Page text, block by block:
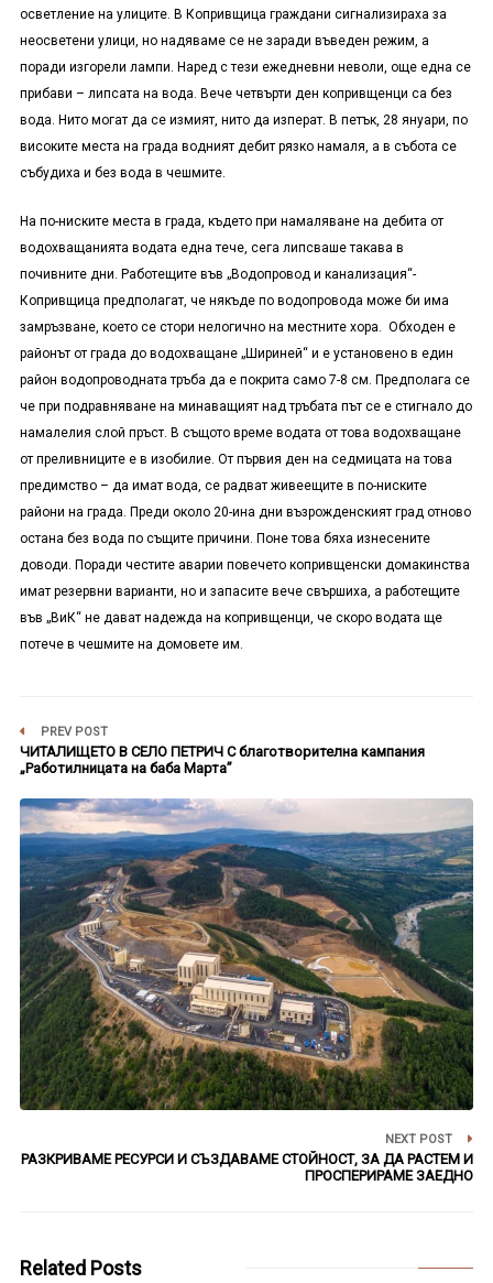
осветление на улиците. В Копривщица граждани сигнализираха за
неосветени улици, но надяваме се не заради въведен режим, а
поради изгорели лампи. Наред с тези ежедневни неволи, още една се
прибави – липсата на вода. Вече четвърти ден копривщенци са без
вода. Нито могат да се измият, нито да изперат. В петък, 28 януари, по
високите места на града водният дебит рязко намаля, а в събота се
събудиха и без вода в чешмите.
На по-ниските места в града, където при намаляване на дебита от
водохващанията водата една тече, сега липсваше такава в
почивните дни. Работещите във „Водопровод и канализация“-
Копривщица предполагат, че някъде по водопровода може би има
замръзване, което се стори нелогично на местните хора. Обходен е
районът от града до водохващане „Шириней“ и е установено в един
район водопроводната тръба да е покрита само 7-8 см. Предполага се
че при подравняване на минаващият над тръбата път се е стигнало до
намалелия слой пръст. В същото време водата от това водохващане
от преливниците е в изобилие. От първия ден на седмицата на това
предимство – да имат вода, се радват живеещите в по-ниските
райони на града. Преди около 20-ина дни възрожденският град отново
остана без вода по същите причини. Поне това бяха изнесените
доводи. Поради честите аварии повечето копривщенски домакинства
имат резервни варианти, но и запасите вече свършиха, а работещите
във „ВиК“ не дават надежда на копривщенци, че скоро водата ще
потече в чешмите на домовете им.
PREV POST
ЧИТАЛИЩЕТО В СЕЛО ПЕТРИЧ С благотворителна кампания
„Работилницата на баба Марта”
NEXT POST
РАЗКРИВАМЕ РЕСУРСИ И СЪЗДАВАМЕ СТОЙНОСТ, ЗА ДА РАСТЕМ И
ПРОСПЕРИРАМЕ ЗАЕДНО
Related Posts